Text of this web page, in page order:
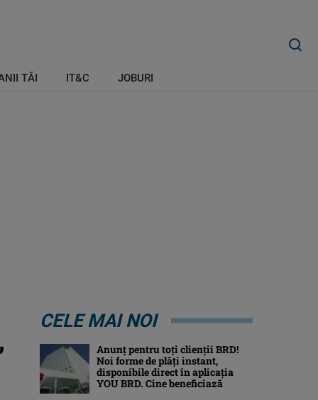
TĂI IT&C JOBURI
CELE MAI NOI
Anunț pentru toți clienții BRD!
Noi forme de plăți instant,
disponibile direct în aplicația
YOU BRD. Cine beneficiază